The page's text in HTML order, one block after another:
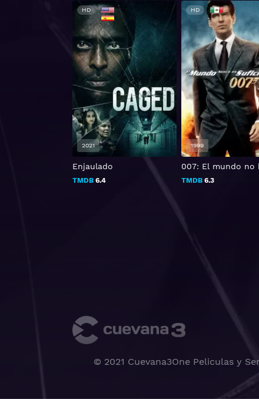
Enjaulado
TMDB 6.4
HD
2021
007: El mundo no
TMDB6.3
HD
1999
© 2021 Cuevana3One Peliculas y